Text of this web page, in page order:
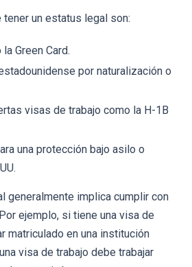
un estatus legal son:
Green Card.
por naturalización o
visas de trabajo como la H-1B
una protección bajo asilo o
generalmente implica cumplir con
ejemplo, si tiene una visa de
matriculado en una institución
visa de trabajo debe trabajar